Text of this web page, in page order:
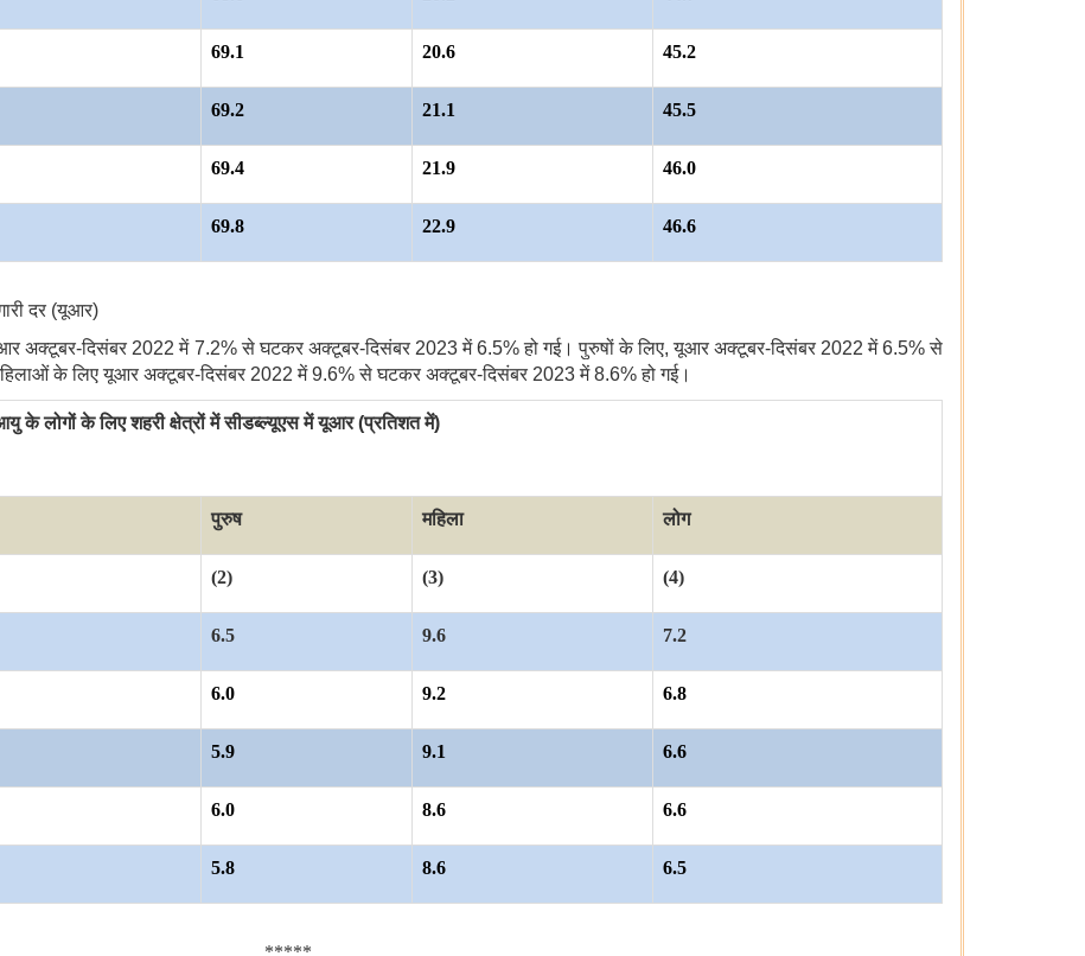
69.1 20.6 45.2
69.2 21.1 45.5
69.4 21.9 46.0
69.8 22.9 46.6
दर (यूआर)
अक्टूबर-दिसंबर2022में 7.2%से घटकर अक्टूबर-दिसंबर 2023में6.5%हो गई। पुरुषों के लिए,यूआर अक्टूबर-दिसंबर 2022में6.5%से
के लिए यूआर अक्टूबर-दिसंबर 2022में9.6%से घटकर अक्टूबर-दिसंबर 2023में8.6%हो गई।
के लोगों के लिए शहरी क्षेत्रों में सीडब्ल्यूएस में यूआर (प्रतिशत में)
पुरुष महिला लोग
(2) (3) (4)
6.5 9.6 7.2
6.0 9.2 6.8
5.9 9.1 6.6
6.0 8.6 6.6
5.8 8.6 6.5